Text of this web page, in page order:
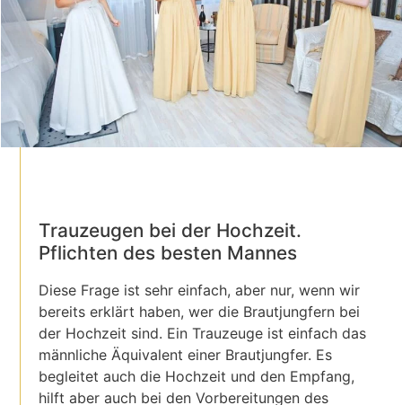
Trauzeugen bei der Hochzeit.
Pflichten des besten Mannes
Diese Frage ist sehr einfach, aber nur, wenn wir
bereits erklärt haben, wer die Brautjungfern bei
der Hochzeit sind. Ein Trauzeuge ist einfach das
männliche Äquivalent einer Brautjungfer. Es
begleitet auch die Hochzeit und den Empfang,
hilft aber auch bei den Vorbereitungen des